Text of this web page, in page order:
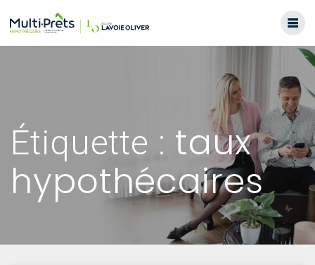
to
content
Étiquette : taux
hypothécaires